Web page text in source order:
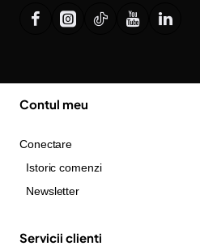
Contul meu
Conectare
Istoric comenzi
Newsletter
Servicii clienti